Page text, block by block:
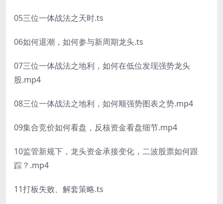
05三位一体战法之天时.ts
06如何退潮，如何参与新周期龙头.ts
07三位一体战法之地利，如何在低位发现强势龙头
股.mp4
08三位一体战法之地利，如何顺强势图表之势.mp4
09集合竞价如何看盘，反核资金看盘细节.mp4
10监管新规下，龙头资金承接变化，二波股票如何跟
踪？.mp4
11打板失败、解套策略.ts